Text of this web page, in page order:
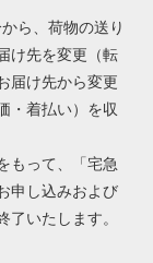
ら、荷物の送り
け先を変更（転
届け先から変更
・着払い）を収
もって、「宅急
申し込みおよび
了いたします。